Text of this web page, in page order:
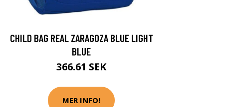
CHILD BAG REAL ZARAGOZA BLUE LIGHT
BLUE
366.61 SEK
MER INFO!